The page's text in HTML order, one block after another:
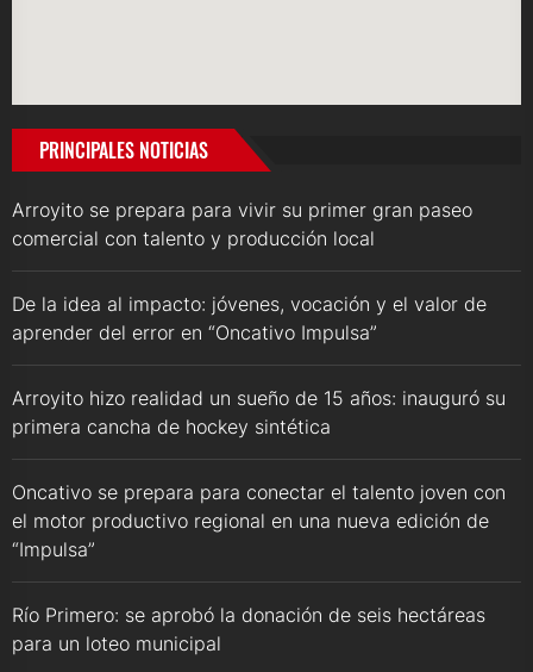
PRINCIPALES NOTICIAS
Arroyito se prepara para vivir su primer gran paseo
comercial con talento y producción local
De la idea al impacto: jóvenes, vocación y el valor de
aprender del error en “Oncativo Impulsa”
Arroyito hizo realidad un sueño de 15 años: inauguró su
primera cancha de hockey sintética
Oncativo se prepara para conectar el talento joven con
el motor productivo regional en una nueva edición de
“Impulsa”
Río Primero: se aprobó la donación de seis hectáreas
para un loteo municipal